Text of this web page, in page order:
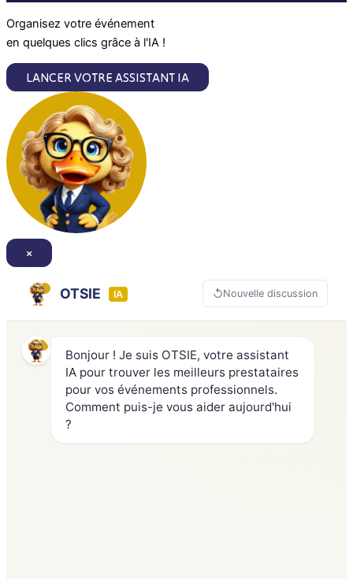
Organisez votre événement
en quelques clics grâce à l'IA !
LANCER VOTRE ASSISTANT IA
×